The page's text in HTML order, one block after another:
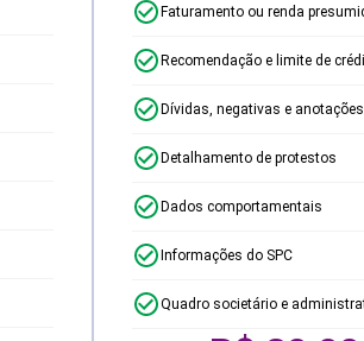
Faturamento ou renda
Recomendação e limite de
Dívidas, negativas e anotações
Detalhamento de protestos
Dados comportamentais
Informações do SPC
Quadro societário e